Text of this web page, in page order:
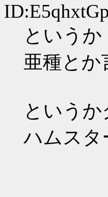
ID:E5qhxtGp
というか
亜種と
という
ハムスタ